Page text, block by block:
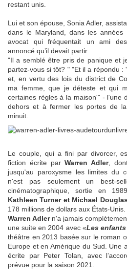
restant unis.
Lui et son épouse, Sonia Adler,
dans le Maryland, dans les
avocat qui fréquentait un ami
annoncé qu’il devait partir.
"Il a semblé être pris de panique et
partez-vous si tôt? " "Et il a répondu :
et, en vertu des lois du district de
ma femme, que je déteste et qui
certaines règles à la maison'" - l'une
dehors et à fermer les portes de
minuit.
Le couple, qui a fini par divorcer,
fiction écrite parWarren Adler,
jusqu'au paroxysme les limites du
n'est pas seulement un best-
cinématographique, sortie en
Kathleen Turner et Michael Douglas
178 millions de dollars aux États-Unis.
Warren Adlern'a jamais
une suite en 2004 avec «Les
théâtre en 2013 basée sur le roman
Europe et en Amérique du Sud.
Une
écrite par Peter Tolan, avec
prévue pour la saison 2021.